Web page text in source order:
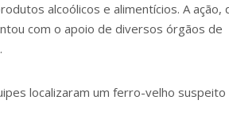
alcoólicos e alimentícios. A ação,
com o apoio de diversos órgãos de
localizaram um ferro-velho suspeito